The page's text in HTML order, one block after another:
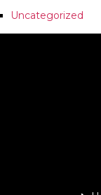
Uncategorized